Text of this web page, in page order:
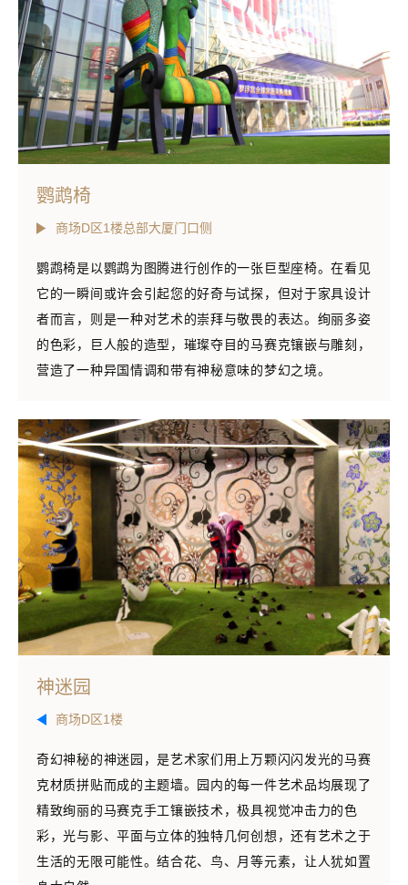
鹦鹉椅
商场D区1楼总部大厦门口侧
鹦鹉椅是以鹦鹉为图腾进行创作的一张巨型座椅。在看见
它的一瞬间或许会引起您的好奇与试探，但对于家具设计
者而言，则是一种对艺术的崇拜与敬畏的表达。绚丽多姿
的色彩，巨人般的造型，璀璨夺目的马赛克镶嵌与雕刻，
营造了一种异国情调和带有神秘意味的梦幻之境。
神迷园
商场D区1楼
奇幻神秘的神迷园，是艺术家们用上万颗闪闪发光的马赛
克材质拼贴而成的主题墙。园内的每一件艺术品均展现了
精致绚丽的马赛克手工镶嵌技术，极具视觉冲击力的色
彩，光与影、平面与立体的独特几何创想，还有艺术之于
生活的无限可能性。结合花、鸟、月等元素，让人犹如置